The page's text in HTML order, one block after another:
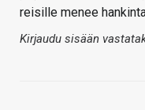
reisille menee
Kirjaudu sisään